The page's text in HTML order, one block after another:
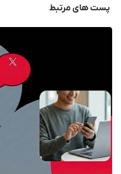
پست های مرتبط